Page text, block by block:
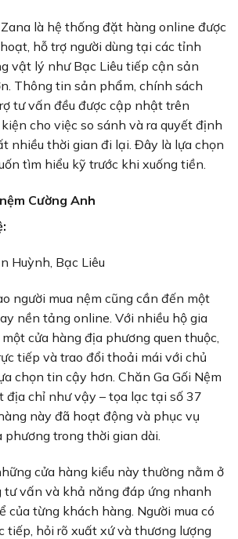
là hệ thống đặt hàng online được
hỗ trợ người dùng tại các tỉnh
vật lý như Bạc Liêu tiếp cận sản
Thông tin sản phẩm, chính sách
tư vấn đều được cập nhật trên
cho việc so sánh và ra quyết định
nhiều thời gian đi lại. Đây là lựa chọn
tìm hiểu kỹ trước khi xuống tiền.
Cường Anh
Huỳnh, Bạc Liêu
người mua nệm cũng cần đến một
nền tảng online. Với nhiều hộ gia
cửa hàng địa phương quen thuộc,
tiếp và trao đổi thoải mái với chủ
chọn tin cậy hơn. Chăn Ga Gối Nệm
địa chỉ như vậy – tọa lạc tại số 37
này đã hoạt động và phục vụ
trong thời gian dài.
cửa hàng kiểu này thường nằm ở
tư vấn và khả năng đáp ứng nhanh
của từng khách hàng. Người mua có
tiếp, hỏi rõ xuất xứ và thương lượng